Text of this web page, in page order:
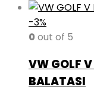
-3%
0 out of 5
VW GOLF
BALATASI